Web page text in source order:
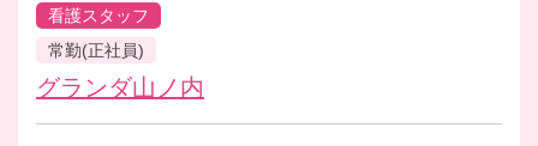
看護スタッフ
常勤(正社員)
グランダ山ノ内